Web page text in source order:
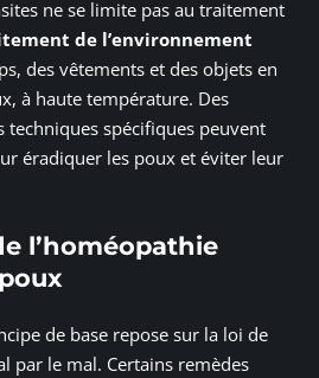
ne se limite pas au traitement
de l’environnement
des vêtements et des objets en
à haute température. Des
techniques spécifiques peuvent
éradiquer les poux et éviter leur
l’homéopathie
de base repose sur la loi de
par le mal. Certains remèdes